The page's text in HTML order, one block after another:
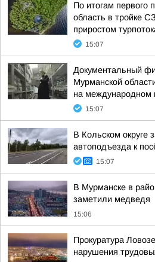
По итогам первого
область в тройке
приростом
15:07
Документальный
Мурманской
на международном
15:07
В Кольском округе
автоподъезда к
15:07
В Мурманске в
заметили медведя
15:06
Прокуратура
нарушения